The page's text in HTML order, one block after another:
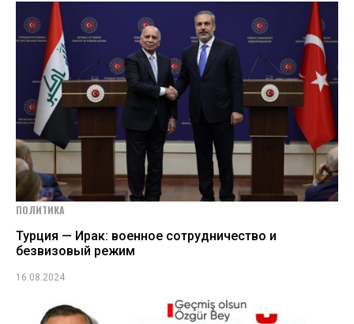
ПОЛИТИКА
Турция — Ирак: военное сотрудничество и
безвизовый режим
16.08.2024